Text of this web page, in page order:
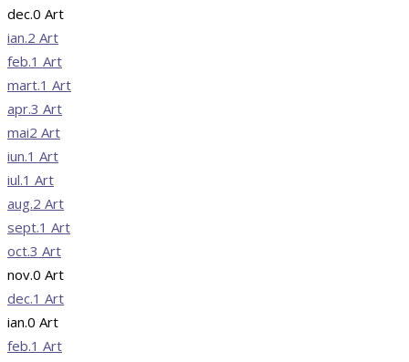
dec.0 Art
ian.2 Art
feb.1 Art
mart.1 Art
apr.3 Art
mai2 Art
iun.1 Art
iul.1 Art
aug.2 Art
sept.1 Art
oct.3 Art
nov.0 Art
dec.1 Art
ian.0 Art
feb.1 Art